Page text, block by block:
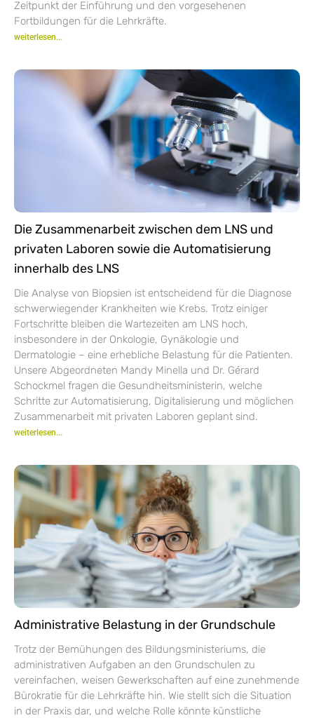
Zeitpunkt der Einführung und den vorgesehenen
Fortbildungen für die Lehrkräfte.
weiterlesen...
Die Zusammenarbeit zwischen dem LNS und
privaten Laboren sowie die Automatisierung
innerhalb des LNS
Die Analyse von Biopsien ist entscheidend für die Diagnose
schwerwiegender Krankheiten wie Krebs. Trotz einiger
Fortschritte bleiben die Wartezeiten am LNS hoch,
insbesondere in der Onkologie, Gynäkologie und
Dermatologie – eine erhebliche Belastung für die Patienten.
Unsere Abgeordneten Mandy Minella und Dr. Gérard
Schockmel fragen die Gesundheitsministerin, welche
Schritte zur Automatisierung, Digitalisierung und möglichen
Zusammenarbeit mit privaten Laboren geplant sind.
weiterlesen...
Administrative Belastung in der Grundschule
Trotz der Bemühungen des Bildungsministeriums, die
administrativen Aufgaben an den Grundschulen zu
vereinfachen, weisen Gewerkschaften auf eine zunehmende
Bürokratie für die Lehrkräfte hin. Wie stellt sich die Situation
in der Praxis dar, und welche Rolle könnte künstliche